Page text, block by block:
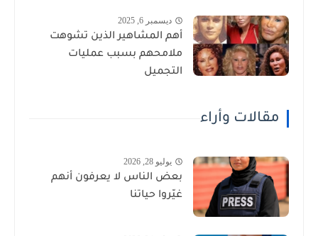
ديسمبر 6, 2025
أهم المشاهير الذين تشوهت
ملامحهم بسبب عمليات
التجميل
مقالات وأراء
يوليو 28, 2026
بعض الناس لا يعرفون أنهم
غيّروا حياتنا